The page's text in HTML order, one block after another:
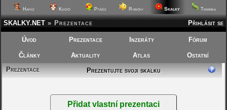
Hafíci Kočičí Ptáčci Rybičky Skalky Terárka
Přihlásit se
SKALKY.NET » Prezentace
Úvod Prezentace Inzeráty Fórum
Články Aktuality Atlas
Ostatní
Prezentace
Prezentujte svoji skalku